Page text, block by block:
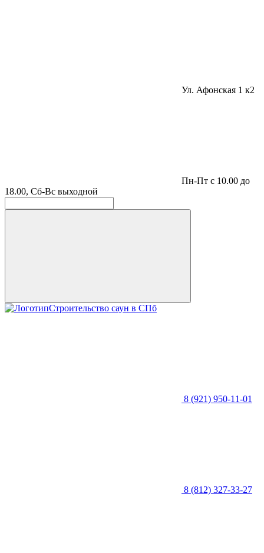
Ул. Афонская 1 к2
Пн-Пт с 10.00 до
18.00, Сб-Вс выходной
Строительство саун в СПб
8 (921) 950-11-01
8 (812) 327-33-27